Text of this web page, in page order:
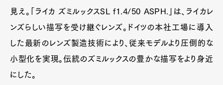
見え。「ライカ ズミルックスSL f1.4/50 ASPH.」は、ライカレ
ンズらしい描写を受け継ぐレンズ。ドイツの本社工場に導入
した最新のレンズ製造技術により、従来モデルより圧倒的な
小型化を実現。伝統のズミルックスの豊かな描写をより身近
にした。